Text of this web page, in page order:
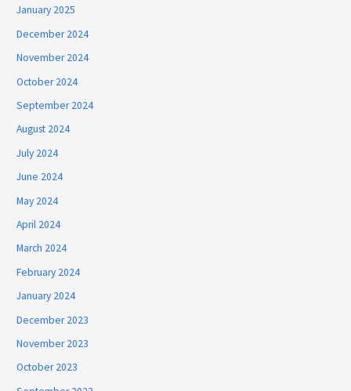
January 2025
December 2024
November 2024
October 2024
September 2024
August 2024
July 2024
June 2024
May 2024
April 2024
March 2024
February 2024
January 2024
December 2023
November 2023
October 2023